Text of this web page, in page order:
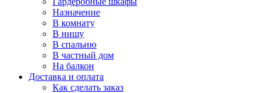
Назначение
В комнату
В нишу
В спальню
В частный дом
На балкон
Доставка и оплата
Как сделать заказ